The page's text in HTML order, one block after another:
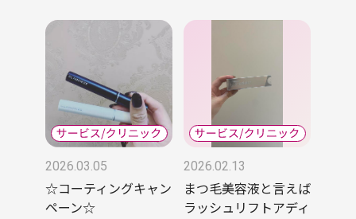
2026.03.05
☆コーティングキャン
ペーン☆
2026.02.13
まつ毛美容液と言えば
ラッシュリフトアディ